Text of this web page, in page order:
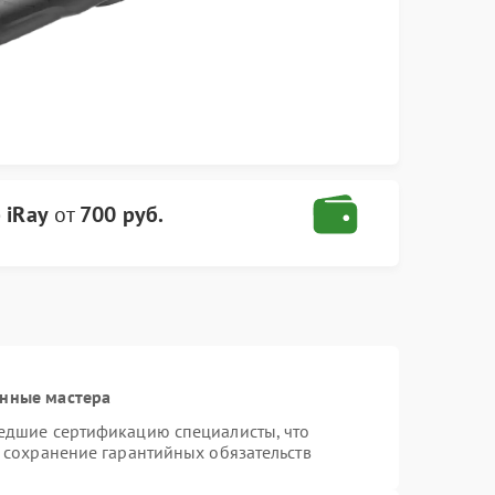
iRayот700 руб.
мастера
сертификацию специалисты, что
гарантийных обязательств